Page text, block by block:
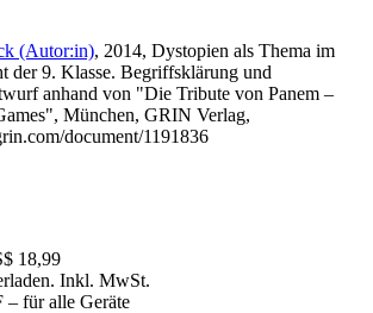
(Autor:in), 2014, Dystopien als Thema im
der 9. Klasse. Begriffsklärung und
anhand von "Die Tribute von Panem –
München, GRIN Verlag,
document/1191836
18,99
Inkl. MwSt.
– für alle Geräte